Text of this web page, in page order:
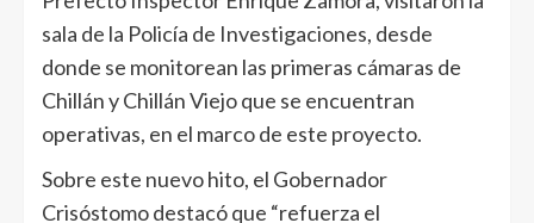
sala de la Policía de Investigaciones, desde
donde se monitorean las primeras cámaras de
Chillán y Chillán Viejo que se encuentran
operativas, en el marco de este proyecto.
Sobre este nuevo hito, el Gobernador
Crisóstomo destacó que “refuerza el